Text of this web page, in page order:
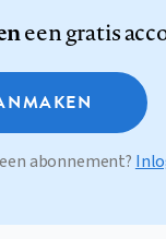
een gratis
abonnement?